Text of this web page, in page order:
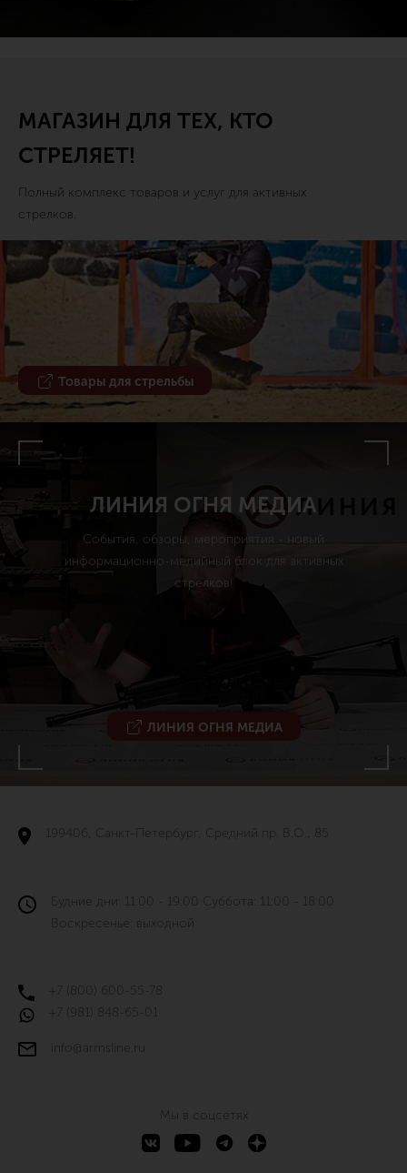
ЛИНИЯ ОГНЯ МЕДИА
События, обзоры, мероприятия - новый
информационно-медийный блок для активных
стрелков!
ЛИНИЯ ОГНЯ МЕДИА
МАГАЗИН ДЛЯ ТЕХ, КТО
СТРЕЛЯЕТ!
Полный комплекс товаров и услуг для активных
стрелков.
Товары для стрельбы
199406, Санкт-Петербург, Средний пр. В.О., 85
Будние дни: 11:00 - 19:00 Суббота: 11:00 - 18:00
Воскресенье: выходной
+7 (800) 600-55-78
+7 (981) 848-65-01
info@armsline.ru
Мы в соцсетях